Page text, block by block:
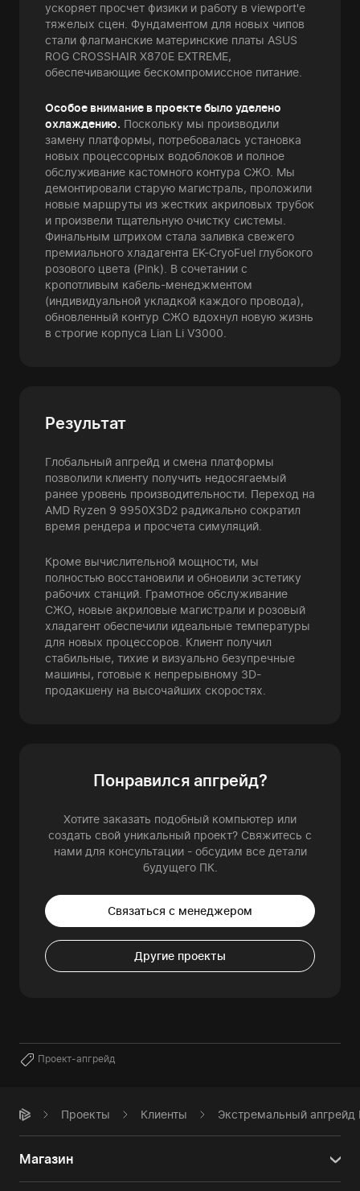
ускоряет просчет физики и работу в viewport'е
тяжелых сцен. Фундаментом для новых чипов
стали флагманские материнские платы ASUS
ROG CROSSHAIR X870E EXTREME,
обеспечивающие бескомпромиссное питание.
Особое внимание в проекте было уделено
охлаждению. Поскольку мы производили
замену платформы, потребовалась установка
новых процессорных водоблоков и полное
обслуживание кастомного контура СЖО. Мы
демонтировали старую магистраль, проложили
новые маршруты из жестких акриловых трубок
и произвели тщательную очистку системы.
Финальным штрихом стала заливка свежего
премиального хладагента EK-CryoFuel глубокого
розового цвета (Pink). В сочетании с
кропотливым кабель-менеджментом
(индивидуальной укладкой каждого провода),
обновленный контур СЖО вдохнул новую жизнь
в строгие корпуса Lian Li V3000.
Результат
Глобальный апгрейд и смена платформы
позволили клиенту получить недосягаемый
ранее уровень производительности. Переход на
AMD Ryzen 9 9950X3D2 радикально сократил
время рендера и просчета симуляций.
Кроме вычислительной мощности, мы
полностью восстановили и обновили эстетику
рабочих станций. Грамотное обслуживание
СЖО, новые акриловые магистрали и розовый
хладагент обеспечили идеальные температуры
для новых процессоров. Клиент получил
стабильные, тихие и визуально безупречные
машины, готовые к непрерывному 3D-
продакшену на высочайших скоростях.
Понравился апгрейд?
Хотите заказать подобный компьютер или
создать свой уникальный проект? Свяжитесь с
нами для консультации - обсудим все детали
будущего ПК.
Связаться с менеджером
Другие проекты
Проект-апгрейд
Проекты Клиенты Экстремальный
Магазин